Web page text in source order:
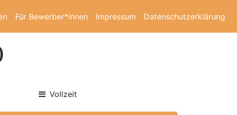
Für Bewerber*innen Impressum Datenschutzerklärung
Vollzeit